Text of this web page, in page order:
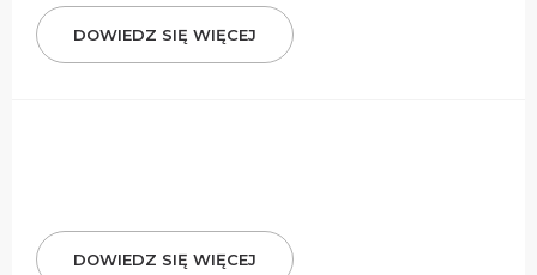
DOWIEDZ SIĘ WIĘCEJ
DOWIEDZ SIĘ WIĘCEJ